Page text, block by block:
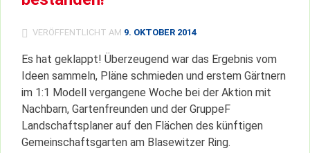
VERÖFFENTLICHT AM 9. OKTOBER 2014
Es hat geklappt! Überzeugend war das Ergebnis vom
Ideen sammeln, Pläne schmieden und erstem Gärtnern
im 1:1 Modell vergangene Woche bei der Aktion mit
Nachbarn, Gartenfreunden und der GruppeF
Landschaftsplaner auf den Flächen des künftigen
Gemeinschaftsgarten am Blasewitzer Ring.